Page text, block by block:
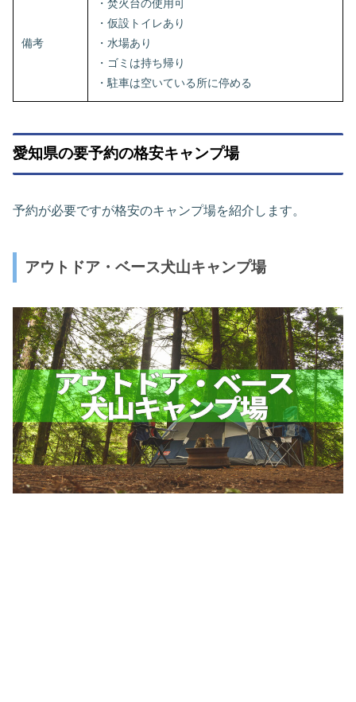
備考
・焚火台の使用可
・仮設トイレあり
・水場あり
・ゴミは持ち帰り
・駐車は空いている所に停める
愛知県の要予約の格安キャンプ場
予約が必要ですが格安のキャンプ場を紹介します。
アウトドア・ベース犬山キャンプ場